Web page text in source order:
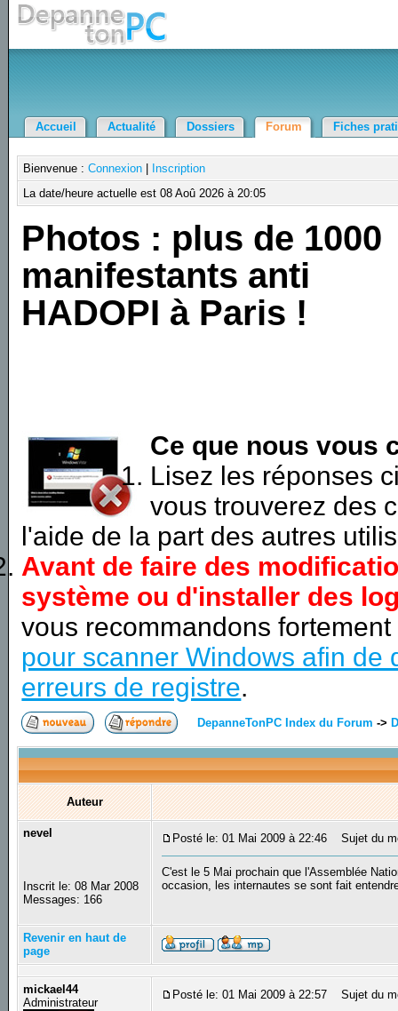
Accueil Actualité Dossiers Forum Fiches
Bienvenue :Connexion
Inscription
La date/heure actuelle est 08 Aoû 2026 à 20:05
Photos : plus de 1000
manifestants anti
HADOPI à Paris !
Ce que nous vous
Lisez les réponses
vous trouverez des
l'aide de la part des autres
Avant de faire des
système ou d'installer des
vous recommandons
pour scanner Windows afin de
erreurs de registre.
DepanneTonPC Index du Forum ->
Auteur
nevel
Inscrit le: 08 Mar 2008
Messages: 166
Posté le: 01 Mai 2009 à 22:46 Sujet du
C'est le 5 Mai prochain que l'Assemblée
occasion, les internautes se sont fait
Revenir en haut de
page
mickael44
Administrateur
Posté le: 01 Mai 2009 à 22:57 Sujet du